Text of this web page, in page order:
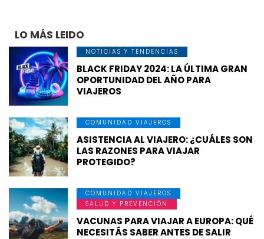
LO MÁS LEIDO
NOTICIAS Y TENDENCIAS
BLACK FRIDAY 2024: LA ÚLTIMA GRAN
OPORTUNIDAD DEL AÑO PARA
VIAJEROS
COMUNIDAD VIAJEROS
ASISTENCIA AL VIAJERO: ¿CUÁLES SON
LAS RAZONES PARA VIAJAR
PROTEGIDO?
COMUNIDAD VIAJEROS
SALUD Y PREVENCIÓN
VACUNAS PARA VIAJAR A EUROPA: QUÉ
NECESITÁS SABER ANTES DE SALIR